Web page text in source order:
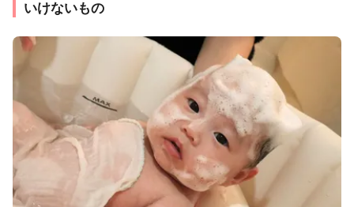
いけないもの